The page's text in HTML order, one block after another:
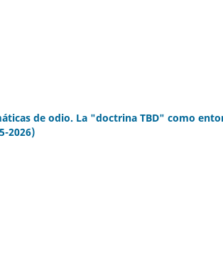
de odio. La "doctrina TBD" como
2026)